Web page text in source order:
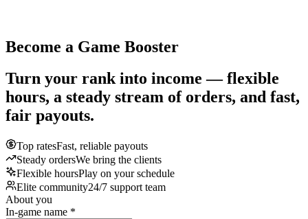
Become a Game Booster
Turn your rank into income — flexible
hours, a steady stream of orders, and fast,
fair payouts.
Top ratesFast, reliable payouts
Steady ordersWe bring the clients
Flexible hoursPlay on your schedule
Elite community24/7 support team
About you
In-game name *